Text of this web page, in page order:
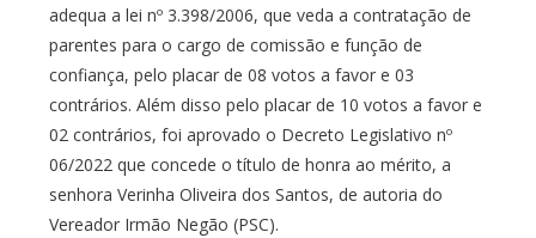
adequa a lei nº 3.398/2006, que veda a contratação de
parentes para o cargo de comissão e função de
confiança, pelo placar de 08 votos a favor e 03
contrários. Além disso pelo placar de 10 votos a favor e
02 contrários, foi aprovado o Decreto Legislativo nº
06/2022 que concede o título de honra ao mérito, a
senhora Verinha Oliveira dos Santos, de autoria do
Vereador Irmão Negão (PSC).